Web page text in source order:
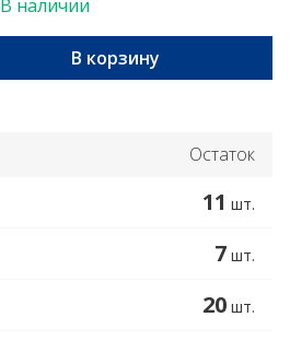
В наличии
В корзину
Остаток
11 шт.
7 шт.
20 шт.